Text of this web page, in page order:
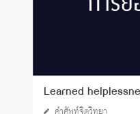
Learned